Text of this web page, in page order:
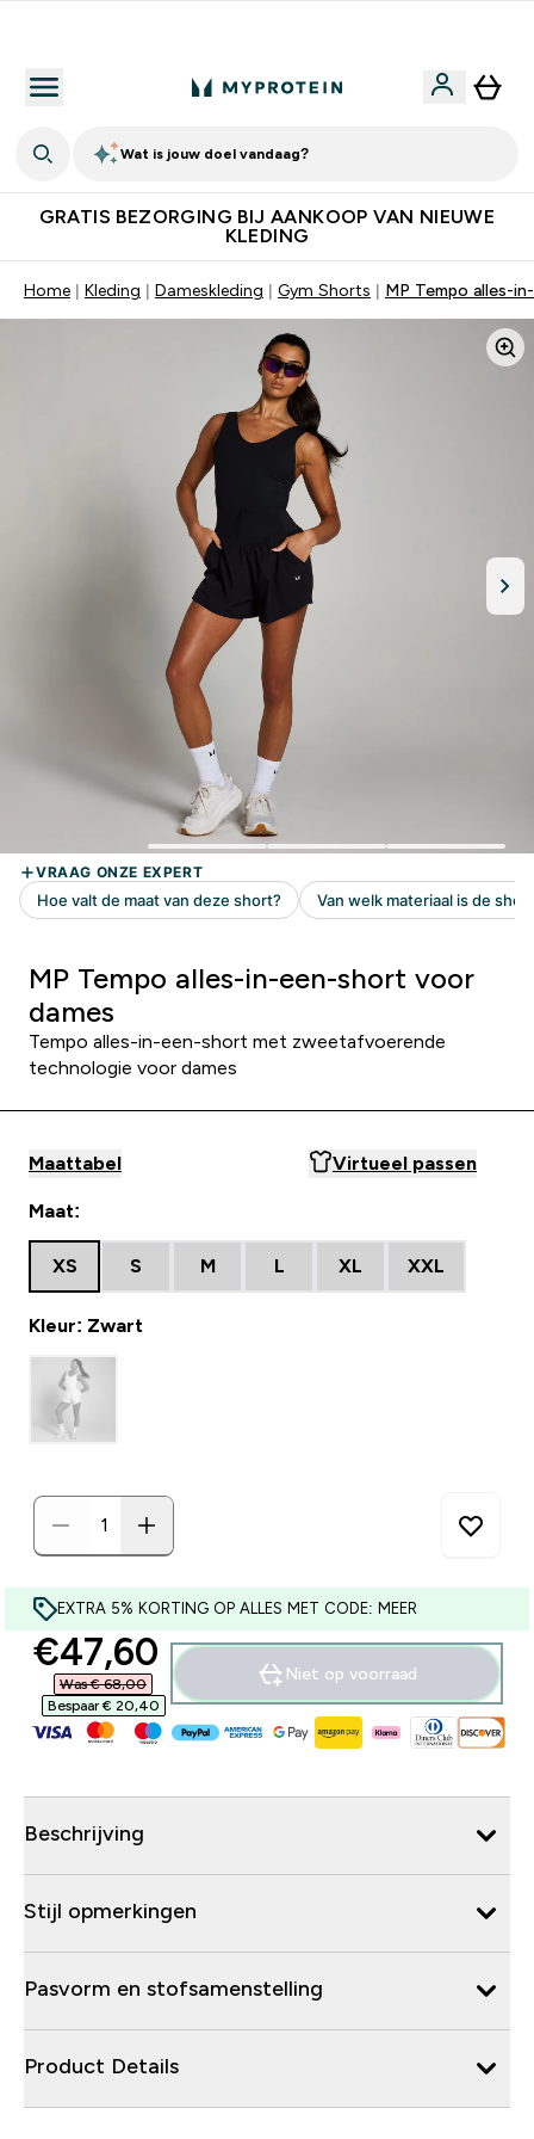
Wat is jouw doel vandaag?
GRATIS BEZORGING BIJ AANKOOP VAN NIEUWE
KLEDING
Home Kleding Dameskleding Gym Shorts MP Tempo alles-
MP Tempo alles-in-een-short voor
dames
Tempo alles-in-een-short met zweetafvoerende
technologie voor dames
Maattabel Virtueel passen
Maat:
XS S M L XL XXL
Kleur: Zwart
EXTRA 5% KORTING OP ALLES MET CODE: MEER
discounted price
€47,60‎
Was € 68,00‎
Bespaar € 20,40‎
Niet op voorraad
Beschrijving
Stijl opmerkingen
Pasvorm en stofsamenstelling
Product Details